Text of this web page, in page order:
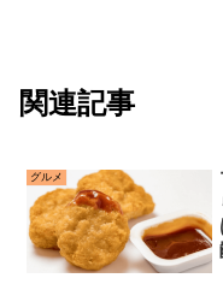
関連記事
グルメ